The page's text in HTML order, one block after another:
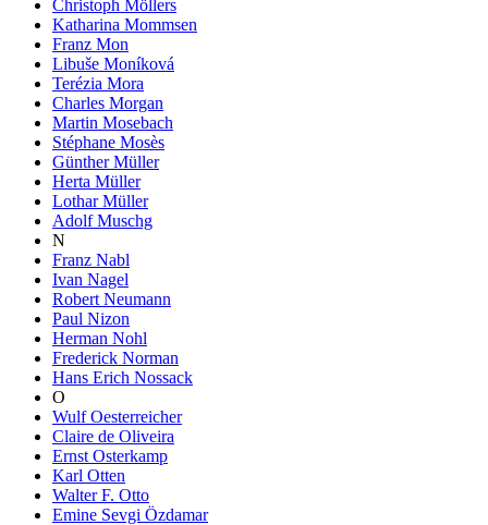
Christoph Möllers
Katharina Mommsen
Franz Mon
Libuše Moníková
Terézia Mora
Charles Morgan
Martin Mosebach
Stéphane Mosès
Günther Müller
Herta Müller
Lothar Müller
Adolf Muschg
N
Franz Nabl
Ivan Nagel
Robert Neumann
Paul Nizon
Herman Nohl
Frederick Norman
Hans Erich Nossack
O
Wulf Oesterreicher
Claire de Oliveira
Ernst Osterkamp
Karl Otten
Walter F. Otto
Emine Sevgi Özdamar